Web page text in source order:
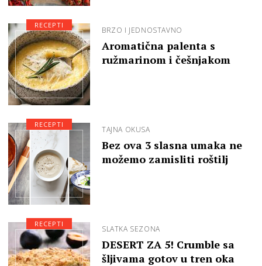
BRZO I JEDNOSTAVNO
Aromatična palenta s
ružmarinom i češnjakom
RECEPTI
TAJNA OKUSA
Bez ova 3 slasna umaka ne
možemo zamisliti roštilj
RECEPTI
SLATKA SEZONA
DESERT ZA 5! Crumble sa
šljivama gotov u tren oka
RECEPTI